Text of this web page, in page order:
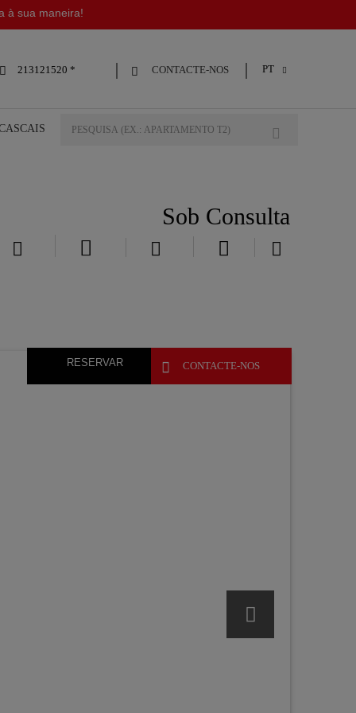
PT 
CONTACTE-NOS
 213121520 * 
à sua maneira!
Sob Consulta
    
 CONTACTE-NOS
RESERVAR